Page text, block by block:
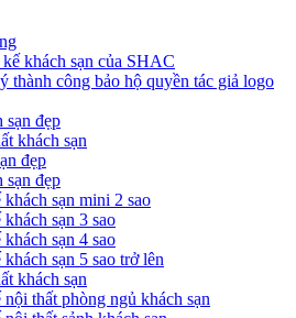
khách sạn của SHAC
thành công bảo hộ quyền tác giả logo
sạn đẹp
khách sạn
đẹp
sạn đẹp
sạn mini 2 sao
sạn 3 sao
sạn 4 sao
sạn 5 sao trở lên
khách sạn
thất phòng ngủ khách sạn